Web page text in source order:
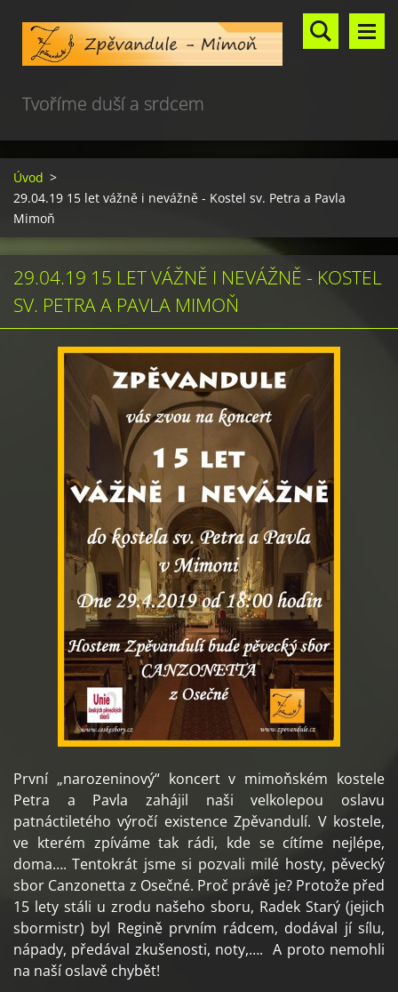
Tvoříme duší a srdcem
Úvod >
29.04.19 15 let vážně i nevážně - Kostel sv. Petra a Pavla
Mimoň
29.04.19 15 LET VÁŽNĚ I NEVÁŽNĚ - KOSTEL
SV. PETRA A PAVLA MIMOŇ
První „narozeninový“ koncert v mimoňském kostele
Petra a Pavla zahájil naši velkolepou oslavu
patnáctiletého výročí existence Zpěvandulí. V kostele,
ve kterém zpíváme tak rádi, kde se cítíme nejlépe,
doma…. Tentokrát jsme si pozvali milé hosty, pěvecký
sbor Canzonetta z Osečné. Proč právě je? Protože před
15 lety stáli u zrodu našeho sboru, Radek Starý (jejich
sbormistr) byl Regině prvním rádcem, dodával jí sílu,
nápady, předával zkušenosti, noty,…. A proto nemohli
na naší oslavě chybět!